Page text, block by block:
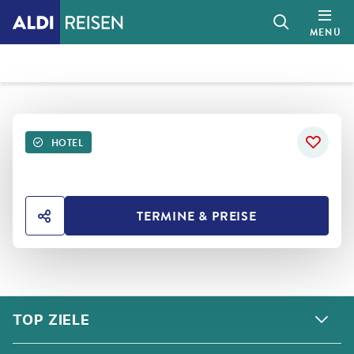
MENÜ
HOTEL
HOTEL TEILENTERMINE & PREISE
TOP ZIELE